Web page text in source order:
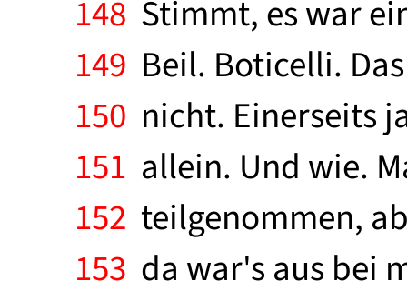
148 Stimmt, es war
149 Beil. Boticelli.
150 nicht. Einerseits
151 allein. Und wie.
152 teilgenommen,
153 da war's aus bei